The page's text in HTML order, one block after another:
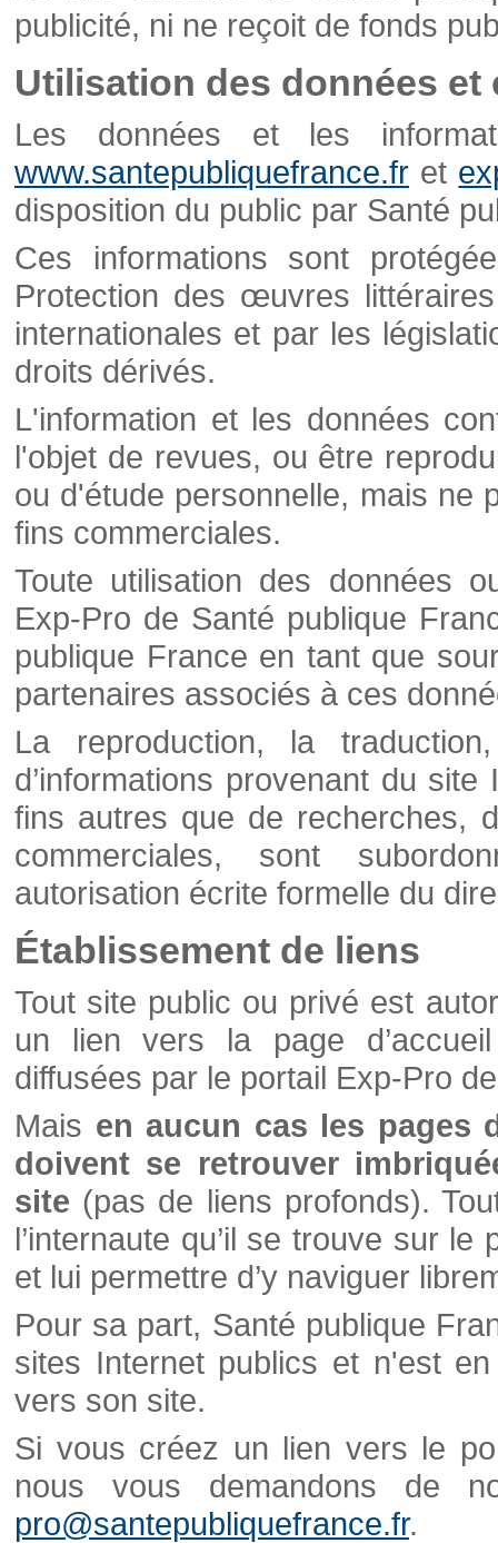
publicité, ni ne reçoit de fonds
Utilisation des données et
Les données et les
www.santepubliquefrance.fr et
disposition du public par Santé
Ces informations sont
Protection des œuvres
internationales et par les
droits dérivés.
L'information et les données
l'objet de revues, ou être
ou d'étude personnelle, mais ne
fins commerciales.
Toute utilisation des données
Exp-Pro de Santé publique
publique France en tant que
partenaires associés à ces
La reproduction, la
d’informations provenant du
fins autres que de recherches,
commerciales, sont
autorisation écrite formelle du
Établissement de liens
Tout site public ou privé est
un lien vers la page
diffusées par le portail Exp-Pro
Mais en aucun cas les pages
doivent se retrouver
site (pas de liens profonds).
l’internaute qu’il se trouve sur
et lui permettre d’y naviguer
Pour sa part, Santé publique
sites Internet publics et n'est
vers son site.
Si vous créez un lien vers le
nous vous demandons de
pro@santepubliquefrance.fr.